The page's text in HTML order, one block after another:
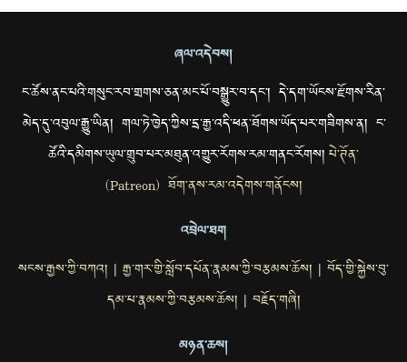
ཞལ་འདེབས།
ང་ཚོས་ནང་པའི་གསུང་རབ་གྲགས་ཅན་མང་པོ་བསྒྱུར་བ་དང་། དེ་དག་ཡོངས་རྫོགས་རིན་
མེད་དུ་འབུལ་རྒྱུ་ཡིན། གལ་ཏེ་ཁྱེད་ཀྱིས་དྲ་རྒྱ་འདི་ཕན་ཐོགས་ཡོད་པར་གཟིགས་ན། ང་
ཚོའི་དམིགས་ཡུལ་གྲུབ་པར་མཐུན་འགྱུར་རོགས་རམ་གནང་རོགས།པེ་ཊོན་
(Patreon) ཐོག་ནས་རམ་འདེགས་གནོངས།
འབྲེལ་ཐག
སངས་རྒྱས་ཀྱི་བཀའ། | རྒྱ་གར་གྱི་སློབ་དཔོན་རྣམས་ཀྱི་བརྩམས་ཆོས། | བོད་གྱི་སྐྱེས་བུ་
དམ་པ་རྣམས་ཀྱི་བརྩམས་ཆོས། | བརྗོད་གཞི།
མཉན་ཆས།